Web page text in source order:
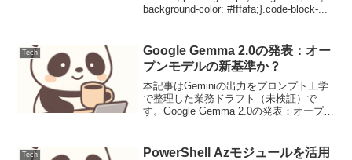
background-color: #fffafa;}.code-block-...
Tech
Google Gemma 2.0の発表：オー
プンモデルの新基準か？
本記事はGeminiの出力をプロンプト工学
で整理した業務ドラフト（未検証）で
す。Google Gemma 2.0の発表：オープン
デルファミリーの最新版で...
Tech
PowerShell Azモジュールを活用